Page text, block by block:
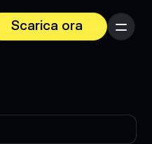
Scarica ora
Menu